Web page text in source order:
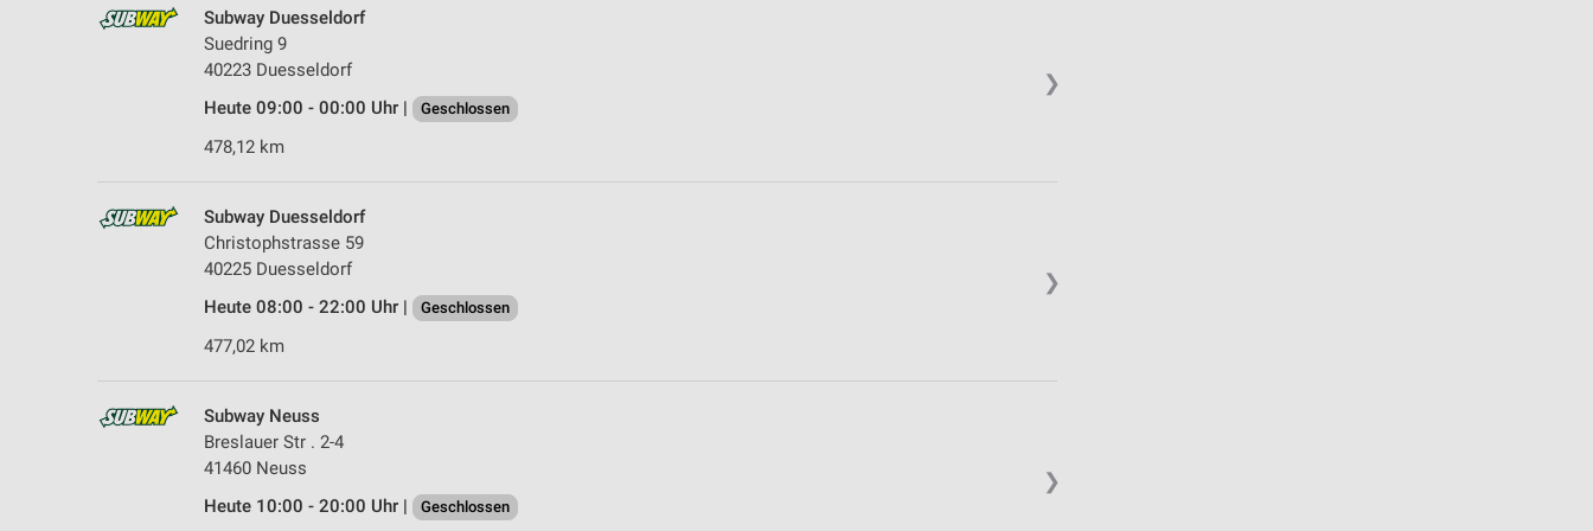
❯
Subway Duesseldorf
Suedring 9
40223 Duesseldorf
Heute 09:00 - 00:00 Uhr |
Geschlossen
478,12 km
❯
Subway Duesseldorf
Christophstrasse 59
40225 Duesseldorf
Heute 08:00 - 22:00 Uhr |
Geschlossen
477,02 km
❯
Subway Neuss
Breslauer Str . 2-4
41460 Neuss
Heute 10:00 - 20:00 Uhr |
Geschlossen